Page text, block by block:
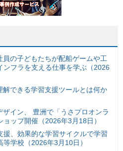
の子どもたちが配船ゲームや工
ンフラを支える仕事を学ぶ（2026
解できる学習支援ツールとは何か
イン、 豊洲で「うさプロオンラ
ップ開催（2026年3月18日）
援、効果的な学習サイクルで学習
学校（2026年3月10日）